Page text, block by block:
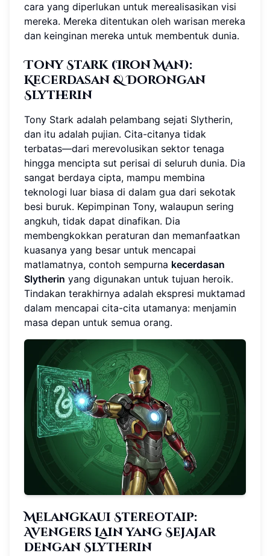
cara yang diperlukan untuk merealisasikan visi
mereka. Mereka ditentukan oleh warisan mereka
dan keinginan mereka untuk membentuk dunia.
Tony Stark (Iron Man):
Kecerdasan & Dorongan
Slytherin
Tony Stark adalah pelambang sejati Slytherin,
dan itu adalah pujian. Cita-citanya tidak
terbatas—dari merevolusikan sektor tenaga
hingga mencipta sut perisai di seluruh dunia. Dia
sangat berdaya cipta, mampu membina
teknologi luar biasa di dalam gua dari sekotak
besi buruk. Kepimpinan Tony, walaupun sering
angkuh, tidak dapat dinafikan. Dia
membengkokkan peraturan dan memanfaatkan
kuasanya yang besar untuk mencapai
matlamatnya, contoh sempurna kecerdasan
Slytherin yang digunakan untuk tujuan heroik.
Tindakan terakhirnya adalah ekspresi muktamad
dalam mencapai cita-cita utamanya: menjamin
masa depan untuk semua orang.
Melangkaui Stereotaip:
Avengers Lain yang Sejajar
dengan Slytherin